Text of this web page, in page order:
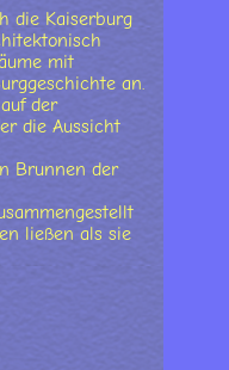
die Kaiserburg
mit
an.
der
die Aussicht
Brunnen der
ließen als sie